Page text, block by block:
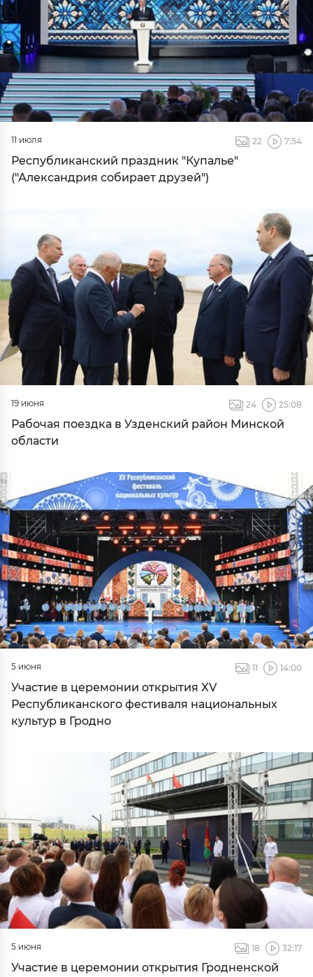
11 июля 22 7:54
Республиканский праздник "Купалье"
("Александрия собирает друзей")
19 июня 24 25:08
Рабочая поездка в Узденский район Минской
области
5 июня 11 14:00
Участие в церемонии открытия XV
Республиканского фестиваля национальных
культур в Гродно
5 июня 18 32:17
Участие в церемонии открытия Гродненской